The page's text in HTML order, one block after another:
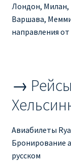
Ryanair
Лондон, Милан,
Варшава,
направления от
→
Авиабилеты
Бронирование
русском